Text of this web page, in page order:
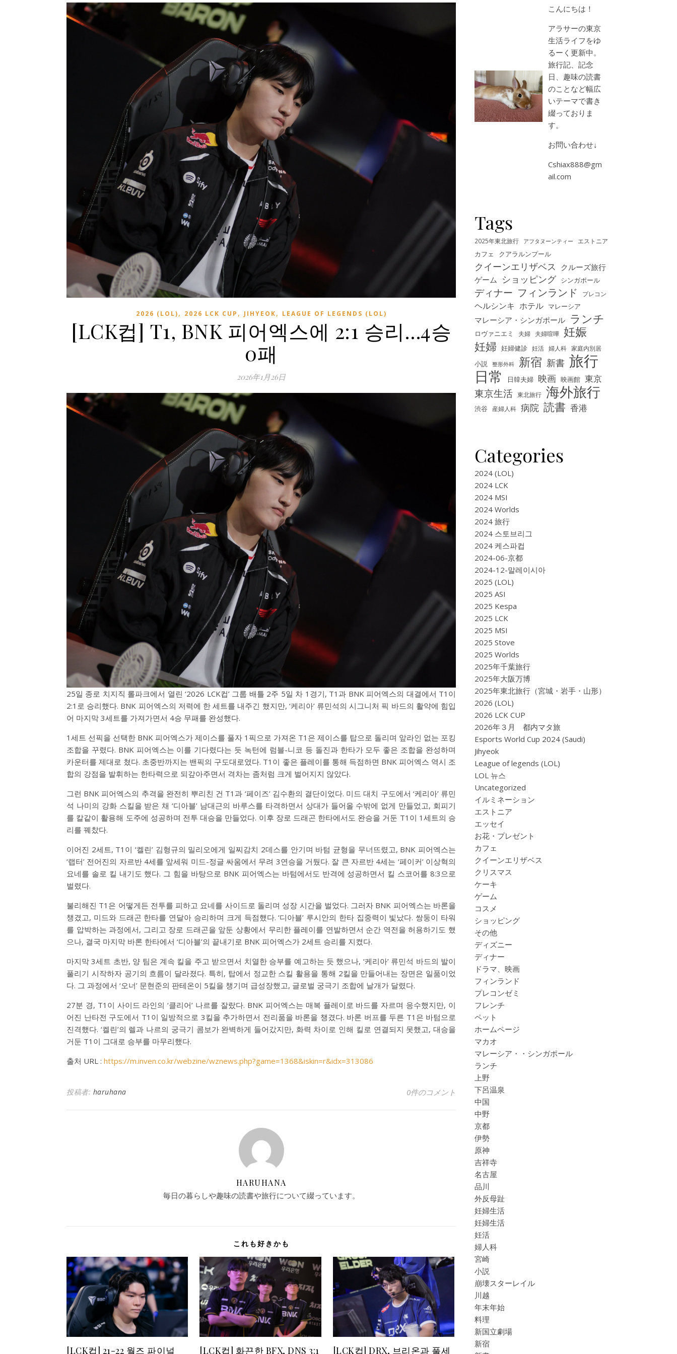
2026 (LOL), 2026 LCK CUP , JIHYEOK, LEAGUE OF LEGENDS (LOL)
[LCK컵] T1, BNK 피어엑스에 2:1 승리…4승
0패
2026年1月26日
25일 종로 치지직 롤파크에서 열린 ‘2026 LCK컵’ 그룹 배틀 2주 5일 차 1경기, T1과 BNK 피어엑스의 대결에서 T1이
2:1로 승리했다. BNK 피어엑스의 저력에 한 세트를 내주긴 했지만, ‘케리아’ 류민석의 시그니처 픽 바드의 활약에 힘입
어 마지막 3세트를 가져가면서 4승 무패를 완성했다.
1세트 선픽을 선택한 BNK 피어엑스가 제이스를 풀자 1픽으로 가져온 T1은 제이스를 탑으로 돌리며 앞라인 없는 포킹
조합을 꾸렸다. BNK 피어엑스는 이를 기다렸다는 듯 녹턴에 럼블-니코 등 돌진과 한타가 모두 좋은 조합을 완성하며
카운터를 제대로 쳤다. 초중반까지는 밴픽의 구도대로였다. T1이 좋은 플레이를 통해 득점하면 BNK 피어엑스 역시 조
합의 강점을 발휘하는 한타력으로 되갚아주면서 격차는 좀처럼 크게 벌어지지 않았다.
그런 BNK 피어엑스의 추격을 완전히 뿌리친 건 T1과 ‘페이즈’ 김수환의 결단이었다. 미드 대치 구도에서 ‘케리아’ 류민
석 나미의 강화 스킬을 받은 채 ‘디아블’ 남대근의 바루스를 타격하면서 상대가 들어올 수밖에 없게 만들었고, 회피기
를 칼같이 활용해 도주에 성공하며 전투 대승을 만들었다. 이후 장로 드래곤 한타에서도 완승을 거둔 T1이 1세트의 승
리를 꿰찼다.
이어진 2세트, T1이 ‘켈린’ 김형규의 밀리오에게 일찌감치 2데스를 안기며 바텀 균형을 무너뜨렸고, BNK 피어엑스는
‘랩터’ 전어진의 자르반 4세를 앞세워 미드-정글 싸움에서 무려 3연승을 거뒀다. 잘 큰 자르반 4세는 ‘페이커’ 이상혁의
요네를 솔로 킬 내기도 했다. 그 힘을 바탕으로 BNK 피어엑스는 바텀에서도 반격에 성공하면서 킬 스코어를 8:3으로
벌렸다.
불리해진 T1은 어떻게든 전투를 피하고 요네를 사이드로 돌리며 성장 시간을 벌었다. 그러자 BNK 피어엑스는 바론을
챙겼고, 미드와 드래곤 한타를 연달아 승리하며 크게 득점했다. ‘디아블’ 루시안의 한타 집중력이 빛났다. 쌍둥이 타워
를 압박하는 과정에서, 그리고 장로 드래곤을 앞둔 상황에서 무리한 플레이를 연발하면서 순간 역전을 허용하기도 했
으나, 결국 마지막 바론 한타에서 ‘디아블’의 끝내기로 BNK 피어엑스가 2세트 승리를 지켰다.
마지막 3세트 초반, 양 팀은 계속 킬을 주고 받으면서 치열한 승부를 예고하는 듯 했으나, ‘케리아’ 류민석 바드의 발이
풀리기 시작하자 공기의 흐름이 달라졌다. 특히, 탑에서 정교한 스킬 활용을 통해 2킬을 만들어내는 장면은 일품이었
다. 그 과정에서 ‘오너’ 문현준의 판테온이 5킬을 챙기며 급성장했고, 글로벌 궁극기 조합에 날개가 달렸다.
27분 경, T1이 사이드 라인의 ‘클리어’ 나르를 잘랐다. BNK 피어엑스는 매복 플레이로 바드를 자르며 응수했지만, 이
어진 난타전 구도에서 T1이 일방적으로 3킬을 추가하면서 전리품을 바론을 챙겼다. 바론 버프를 두른 T1은 바텀으로
진격했다. ‘켈린’의 렐과 나르의 궁극기 콤보가 완벽하게 들어갔지만, 화력 차이로 인해 킬로 연결되지 못했고, 대승을
거둔 T1이 그대로 승부를 마무리했다.
출처 URL : https://m.inven.co.kr/webzine/wznews.php?game=1368&iskin=r&idx=313086
投稿者: haruhana 0件のコメント
HARUHANA
毎日の暮らしや趣味の読書や旅行について綴っています。
これも好きかも
[LCK컵] 21-22 월즈 파이널 [LCK컵] 화끈한 BFX, DNS 3:1 [LCK컵] DRX, 브리온과 풀세
こんにちは！
アラサーの東京
生活ライフをゆ
るーく更新中。
旅行記、記念
日、趣味の読書
のことなど幅広
いテーマで書き
綴っておりま
す。
お問い合わせ↓
Cshiax888@gm
ail.com
Tags
2025年東北旅行 アフタヌーンティー エストニア
カフェ クアラルンプール
クイーンエリザベス
クルーズ旅行
ゲーム ショッピング シンガポール
ディナー フィンランド プレコン
ヘルシンキ ホテル マレーシア
マレーシア・シンガポール ランチ
ロヴァニエミ 夫婦 夫婦喧嘩 妊娠
妊婦 妊婦健診 妊活 婦人科 家庭内別居
小説 整形外科 新宿 新書 旅行
日常 日韓夫婦 映画 映画館 東京
東京生活 東北旅行 海外旅行
渋谷 産婦人科 病院 読書 香港
Categories
2024 (LOL)
2024 LCK
2024 MSI
2024 Worlds
2024 旅行
2024 스토브리그
2024 케스파컵
2024-06-京都
2024-12-말레이시아
2025 (LOL)
2025 ASI
2025 Kespa
2025 LCK
2025 MSI
2025 Stove
2025 Worlds
2025年千葉旅行
2025年大阪万博
2025年東北旅行（宮城・岩手・山形）
2026 (LOL)
2026 LCK CUP
2026年３月 都内マタ旅
Esports World Cup 2024 (Saudi)
Jihyeok
League of legends (LOL)
LOL 뉴스
Uncategorized
イルミネーション
エストニア
エッセイ
お花・プレゼント
カフェ
クイーンエリザベス
クリスマス
ケーキ
ゲーム
コスメ
ショッピング
その他
ディズニー
ディナー
ドラマ、映画
フィンランド
プレコンゼミ
フレンチ
ペット
ホームページ
マカオ
マレーシア・・シンガポール
ランチ
上野
下呂温泉
中国
中野
京都
伊勢
原神
吉祥寺
名古屋
品川
外反母趾
妊婦生活
妊婦生活
妊活
婦人科
宮崎
小説
崩壊スターレイル
川越
年末年始
料理
新国立劇場
新宿